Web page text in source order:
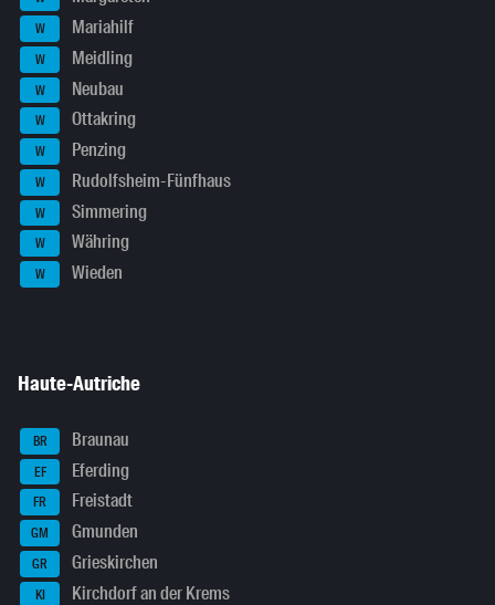
W Mariahilf
W Meidling
W Neubau
W Ottakring
W Penzing
W Rudolfsheim-Fünfhaus
W Simmering
W Währing
W Wieden
Haute-Autriche
BR Braunau
EF Eferding
FR Freistadt
GM Gmunden
GR Grieskirchen
KI Kirchdorf an der Krems